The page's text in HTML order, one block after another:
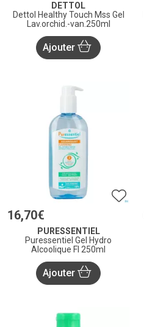
DETTOL
Dettol Healthy Touch Mss Gel
Lav.orchid.-van.250ml
Ajouter
16,70€
PURESSENTIEL
Puressentiel Gel Hydro
Alcoolique Fl 250ml
Ajouter